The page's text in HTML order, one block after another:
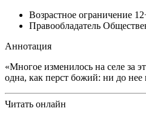
Возрастное ограничение
Правообладатель
Аннотация
«Многое изменилось на селе за
одна, как перст божий: ни до
Читать онлайн